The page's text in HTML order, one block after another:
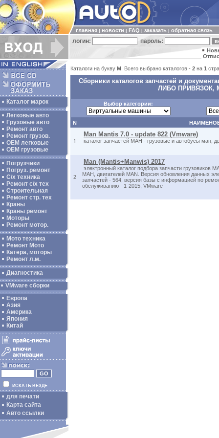
главная новости FAQ заказать обратная связь
логин: пароль:
Каталог марок
Легковые авто
Грузовые авто
Ремонт авто
Ремонт грузов.
ОЕМ легковые
OEM грузовые
Погрузчики
Погруз. ремонт
С/х техника
Ремонт с/х тех
Строительная
Ремонт стр. тех
Краны
Краны ремонт
Моторы
Ремонт мотор.
Мото техника
Ремонт Мото
Катера, моторы
Ремонт л.м.
Диагностика
VMware сборки
Европа
Азия
Америка
Япония
Китай
ИСКАТЬ ВЕЗДЕ
для печати
Карта сайта
Авто ссылки
Каталоги на букву M . Всего выбрано каталогов - 2 на 1
Сборники каталогов запчастей и
ЛИБО ПРИВЯЗОК,
Выбор категории:
N
1
Man Mantis 7.0 - update 822 (Vmware)
каталог запчастей МАН - грузовые и автобусы ман,
2
Man (Mantis+Manwis) 2017
электронный каталог подбора запчасти грузовиков
МАН, двигателей MAN. Версия обновления данных
запчастей - 564, версия базы с информацией по
обслуживанию - 1-2015, VMware